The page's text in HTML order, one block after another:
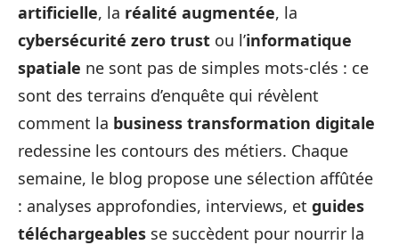
artificielle, la réalité augmentée, la
cybersécurité zero trust ou l’informatique
spatiale ne sont pas de simples mots-clés : ce
sont des terrains d’enquête qui révèlent
comment la business transformation digitale
redessine les contours des métiers. Chaque
semaine, le blog propose une sélection affûtée
: analyses approfondies, interviews, et guides
téléchargeables se succèdent pour nourrir la